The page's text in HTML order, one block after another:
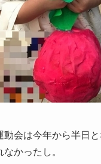
動会は今年から半日
かったし。